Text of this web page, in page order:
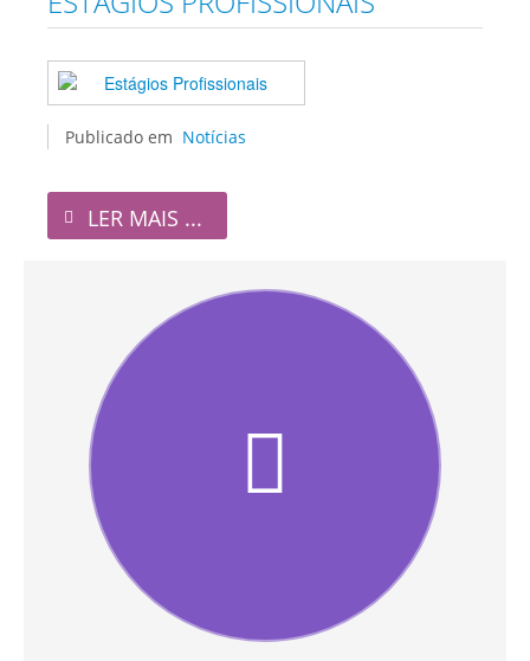
Publicado em Notícias
LER MAIS ...